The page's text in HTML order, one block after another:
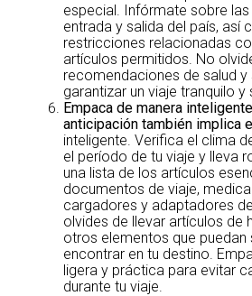
especial. Infórmate sobre
entrada y salida del país, así
restricciones relacionadas
artículos permitidos. No
recomendaciones de salud y
garantizar un viaje tranquilo
Empaca de manera inteligente
anticipación también implica
inteligente. Verifica el clima
el período de tu viaje y lleva
una lista de los artículos
documentos de viaje,
cargadores y adaptadores
olvides de llevar artículos de
otros elementos que puedan
encontrar en tu destino.
ligera y práctica para evitar
durante tu viaje.